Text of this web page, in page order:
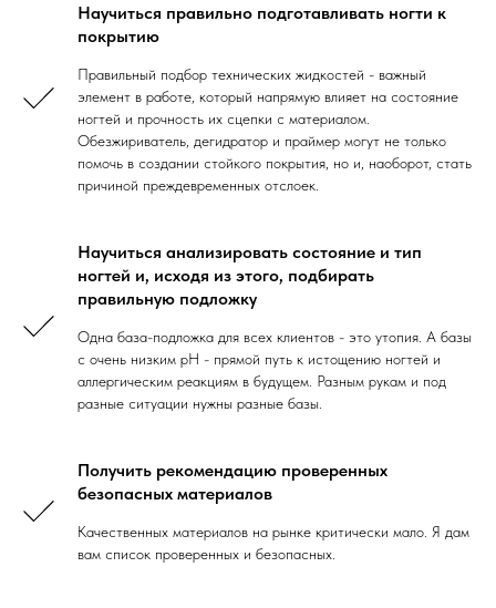
Научиться правильно подготавливать ногти к
покрытию
Правильный подбор технических жидкостей - важный
элемент в работе, который напрямую влияет на состояние
ногтей и прочность их сцепки с материалом.
Обезжириватель, дегидратор и праймер могут не только
помочь в создании стойкого покрытия, но и, наоборот, стать
причиной преждевременных отслоек.
Научиться анализировать состояние и тип
ногтей и, исходя из этого, подбирать
правильную подложку
Одна база-подложка для всех клиентов - это утопия. А базы
с очень низким рН - прямой путь к истощению ногтей и
аллергическим реакциям в будущем. Разным рукам и под
разные ситуации нужны разные базы.
Получить рекомендацию проверенных
безопасных материалов
Качественных материалов на рынке критически мало. Я дам
вам список проверенных и безопасных.